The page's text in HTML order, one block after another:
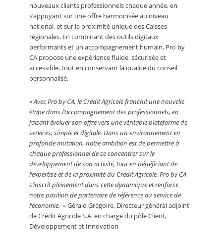
nouveaux clients professionnels chaque année, en
s’appuyant sur une offre harmonisée au niveau
national, et sur la proximité unique des Caisses
régionales. En combinant des outils digitaux
performants et un accompagnement humain, Pro by
CA propose une expérience fluide, sécurisée et
accessible, tout en conservant la qualité du conseil
personnalisé.
«Avec Pro by CA, le Crédit Agricole franchit une nouvelle
étape dans l’accompagnement des professionnels, en
faisant évoluer son offre vers une véritable plateforme de
services, simple et digitale. Dans un environnement en
profonde mutation, notre ambition est de permettre à
chaque professionnel de se concentrer sur le
développement de son activité, tout en bénéficiant de
l’expertise et de la proximité du Crédit Agricole. Pro by CA
s’inscrit pleinement dans cette dynamique et renforce
notre position de partenaire de référence au service de
l’économie. » Gérald Grégoire, Directeur général adjoint
de Crédit Agricole S.A. en charge du pôle Client,
Développement et Innovation